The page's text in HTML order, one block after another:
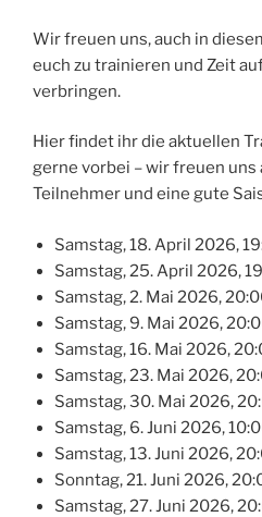
Wir freuen uns, auch in
euch zu trainieren und Zeit
verbringen.
Hier findet ihr die aktuellen
gerne vorbei – wir freuen
Teilnehmer und eine gute
Samstag, 18. April 2026,
Samstag, 25. April 2026,
Samstag, 2. Mai 2026,
Samstag, 9. Mai 2026,
Samstag, 16. Mai 2026,
Samstag, 23. Mai 2026,
Samstag, 30. Mai 2026,
Samstag, 6. Juni 2026,
Samstag, 13. Juni 2026,
Sonntag, 21. Juni 2026,
Samstag, 27. Juni 2026,